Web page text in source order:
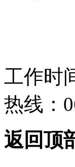
工作时
热线：
返回顶